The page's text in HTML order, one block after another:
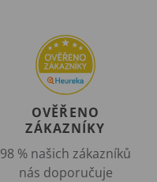
OVĚŘENO
ZÁKAZNÍKY
98 % našich zákazníků
nás doporučuje